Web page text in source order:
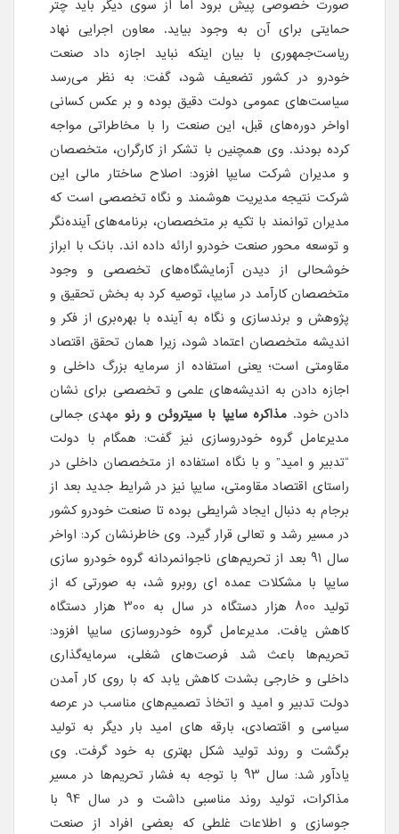
صورت خصوصی پیش برود اما از سوی دیگر باید چتر
حمایتی برای آن به وجود بیاید. معاون اجرایی نهاد
ریاست‌جمهوری با بیان اینکه نباید اجازه داد صنعت
خودرو در کشور تضعیف شود، گفت: به نظر می‌رسد
سیاست‌های عمومی دولت دقیق بوده و بر عکس کسانی
اواخر دوره‌های قبل، این صنعت را با مخاطراتی مواجه
کرده بودند. وی همچنین با تشکر از کارگران، متخصصان
و مدیران شرکت سایپا افزود:‌ اصلاح ساختار مالی این
شرکت نتیجه مدیریت هوشمند و نگاه تخصصی است که
مدیران توانمند با تکیه بر متخصصان، برنامه‌های آینده‌نگر
و توسعه محور صنعت خودرو ارائه داده اند. بانک با ابراز
خوشحالی از دیدن آزمایشگاه‌های تخصصی و وجود
متخصصان کارآمد در سایپا، توصیه کرد به بخش تحقیق و
پژوهش و برندسازی و نگاه به آینده با بهره‌بری از فکر و
اندیشه متخصصان اعتماد شود، زیرا همان تحقق اقتصاد
مقاومتی است؛ یعنی استفاده از سرمایه بزرگ داخلی و
اجازه دادن به اندیشه‌های علمی و تخصصی برای نشان
دادن خود. مذاکره سایپا با سیتروئن و رنو مهدی جمالی
مدیرعامل گروه خودروسازی نیز گفت: همگام با دولت
“تدبیر و امید” و با نگاه استفاده از متخصصان داخلی در
راستای اقتصاد مقاومتی، سایپا نیز در شرایط جدید بعد از
برجام به دنبال ایجاد شرایطی بوده تا صنعت خودرو کشور
در مسیر رشد و تعالی قرار گیرد. وی خاطرنشان کرد: اواخر
سال 91 بعد از تحریم‌های ناجوانمردانه گروه خودرو سازی
سایپا با مشکلات عمده ای روبرو شد، به صورتی که از
تولید 800 هزار دستگاه در سال به 300 هزار دستگاه
کاهش یافت. مدیرعامل گروه خودروسازی سایپا افزود:
تحریم‌ها باعث شد فرصت‌های شغلی، سرمایه‌گذاری
داخلی و خارجی بشدت کاهش یابد که با روی کار آمدن
دولت تدبیر و امید و اتخاذ تصمیم‌های مناسب در عرصه
سیاسی و اقتصادی، بارقه های امید بار دیگر به تولید
برگشت و روند تولید شکل بهتری به خود گرفت. وی
یادآور شد: سال 93 با توجه به فشار تحریم‌ها در مسیر
مذاکرات، تولید روند مناسبی داشت و در سال 94 با
جوسازی و اطلاعات غلطی که بعضی افراد از صنعت